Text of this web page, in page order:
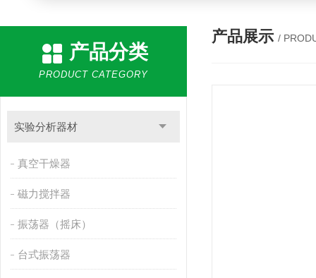
产品分类
PRODUCT CATEGORY
实验分析器材
真空干燥器
磁力搅拌器
振荡器（摇床）
台式振荡器
产品展示 /